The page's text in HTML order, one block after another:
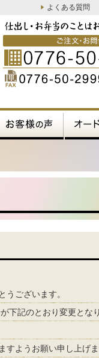
よくある質問
うございます。
下記のとおり変更とな
ようお願い申し上げま